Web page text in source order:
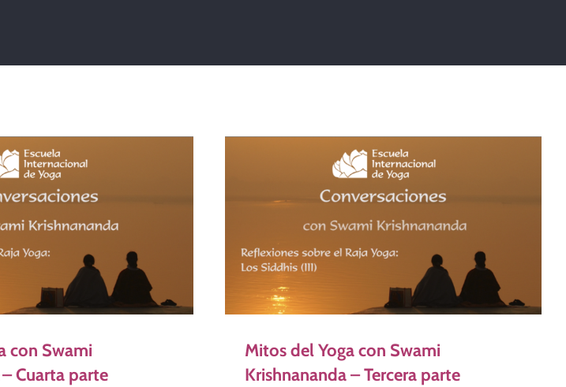
con Swami
Cuarta parte
Mitos del Yoga con Swami
Krishnananda – Tercera parte